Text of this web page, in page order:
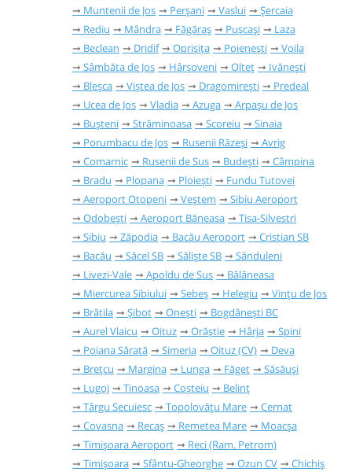
Muntenii de Jos
Perșani Vaslui
Șercaia
Rediu
Mândra Făgăraș Pușcași
Laza
Beclean
Dridif Oprișița Poienești
Voila
Sâmbăta de Jos
Hârșoveni Olteț
Ivănești
Bleșca
Viștea de Jos Dragomirești
Predeal
Ucea de Jos
Vladia Azuga
Arpașu de Jos
Bușteni
Străminoasa Scoreiu
Sinaia
Porumbacu de Jos
Rusenii Răzeși
Avrig
Comarnic
Rusenii de Sus Budești
Câmpina
Bradu
Plopana Ploiești
Fundu Tutovei
Aeroport Otopeni
Veștem
Sibiu Aeroport
Odobești
Aeroport Băneasa
Tisa-Silvestri
Sibiu
Zăpodia Bacău Aeroport
Cristian SB
Bacău
Săcel SB Săliște SB
Sănduleni
Livezi-Vale
Apoldu de Sus
Bălăneasa
Miercurea Sibiului
Sebeș Helegiu
Vințu de Jos
Brătila
Șibot Onești
Bogdănești BC
Aurel Vlaicu
Oituz Orăștie Hârja
Spini
Poiana Sărată
Simeria Oituz (CV)
Deva
Brețcu
Margina Lunga Făget
Săsăuși
Lugoj
Tinoasa Coșteiu
Belinț
Târgu Secuiesc
Topolovățu Mare
Cernat
Covasna
Recaș Remetea Mare
Moacșa
Timișoara Aeroport
Reci (Ram. Petrom)
Timișoara
Sfântu-Gheorghe Ozun CV
Chichiș